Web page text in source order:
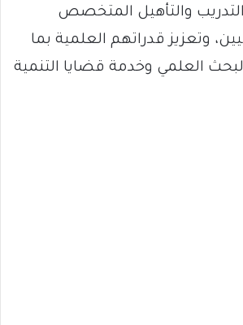
والتأهيل المتخصص
وتعزيز قدراتهم العلمية بما
العلمي وخدمة قضايا التنمية